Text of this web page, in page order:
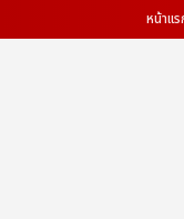
หน้าแร